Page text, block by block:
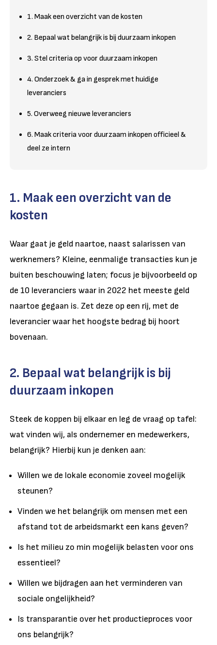
1. Maak een overzicht van de kosten
2. Bepaal wat belangrijk is bij duurzaam inkopen
3. Stel criteria op voor duurzaam inkopen
4. Onderzoek & ga in gesprek met huidige
leveranciers
5. Overweeg nieuwe leveranciers
6. Maak criteria voor duurzaam inkopen officieel &
deel ze intern
1. Maak een overzicht van de
kosten
Waar gaat je geld naartoe, naast salarissen van
werknemers? Kleine, eenmalige transacties kun je
buiten beschouwing laten; focus je bijvoorbeeld op
de 10 leveranciers waar in 2022 het meeste geld
naartoe gegaan is. Zet deze op een rij, met de
leverancier waar het hoogste bedrag bij hoort
bovenaan.
2. Bepaal wat belangrijk is bij
duurzaam inkopen
Steek de koppen bij elkaar en leg de vraag op tafel:
wat vinden wij, als ondernemer en medewerkers,
belangrijk? Hierbij kun je denken aan:
Willen we de lokale economie zoveel mogelijk
steunen?
Vinden we het belangrijk om mensen met een
afstand tot de arbeidsmarkt een kans geven?
Is het milieu zo min mogelijk belasten voor ons
essentieel?
Willen we bijdragen aan het verminderen van
sociale ongelijkheid?
Is transparantie over het productieproces voor
ons belangrijk?